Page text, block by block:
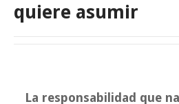
quiere asumir
La responsabilidad que